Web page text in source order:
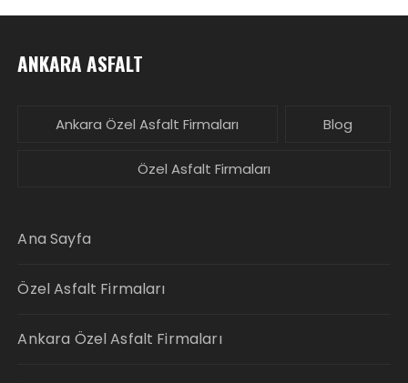
ANKARA ASFALT
Ankara Özel Asfalt Firmaları Blog
Özel Asfalt Firmaları
Ana Sayfa
Özel Asfalt Firmaları
Ankara Özel Asfalt Firmaları